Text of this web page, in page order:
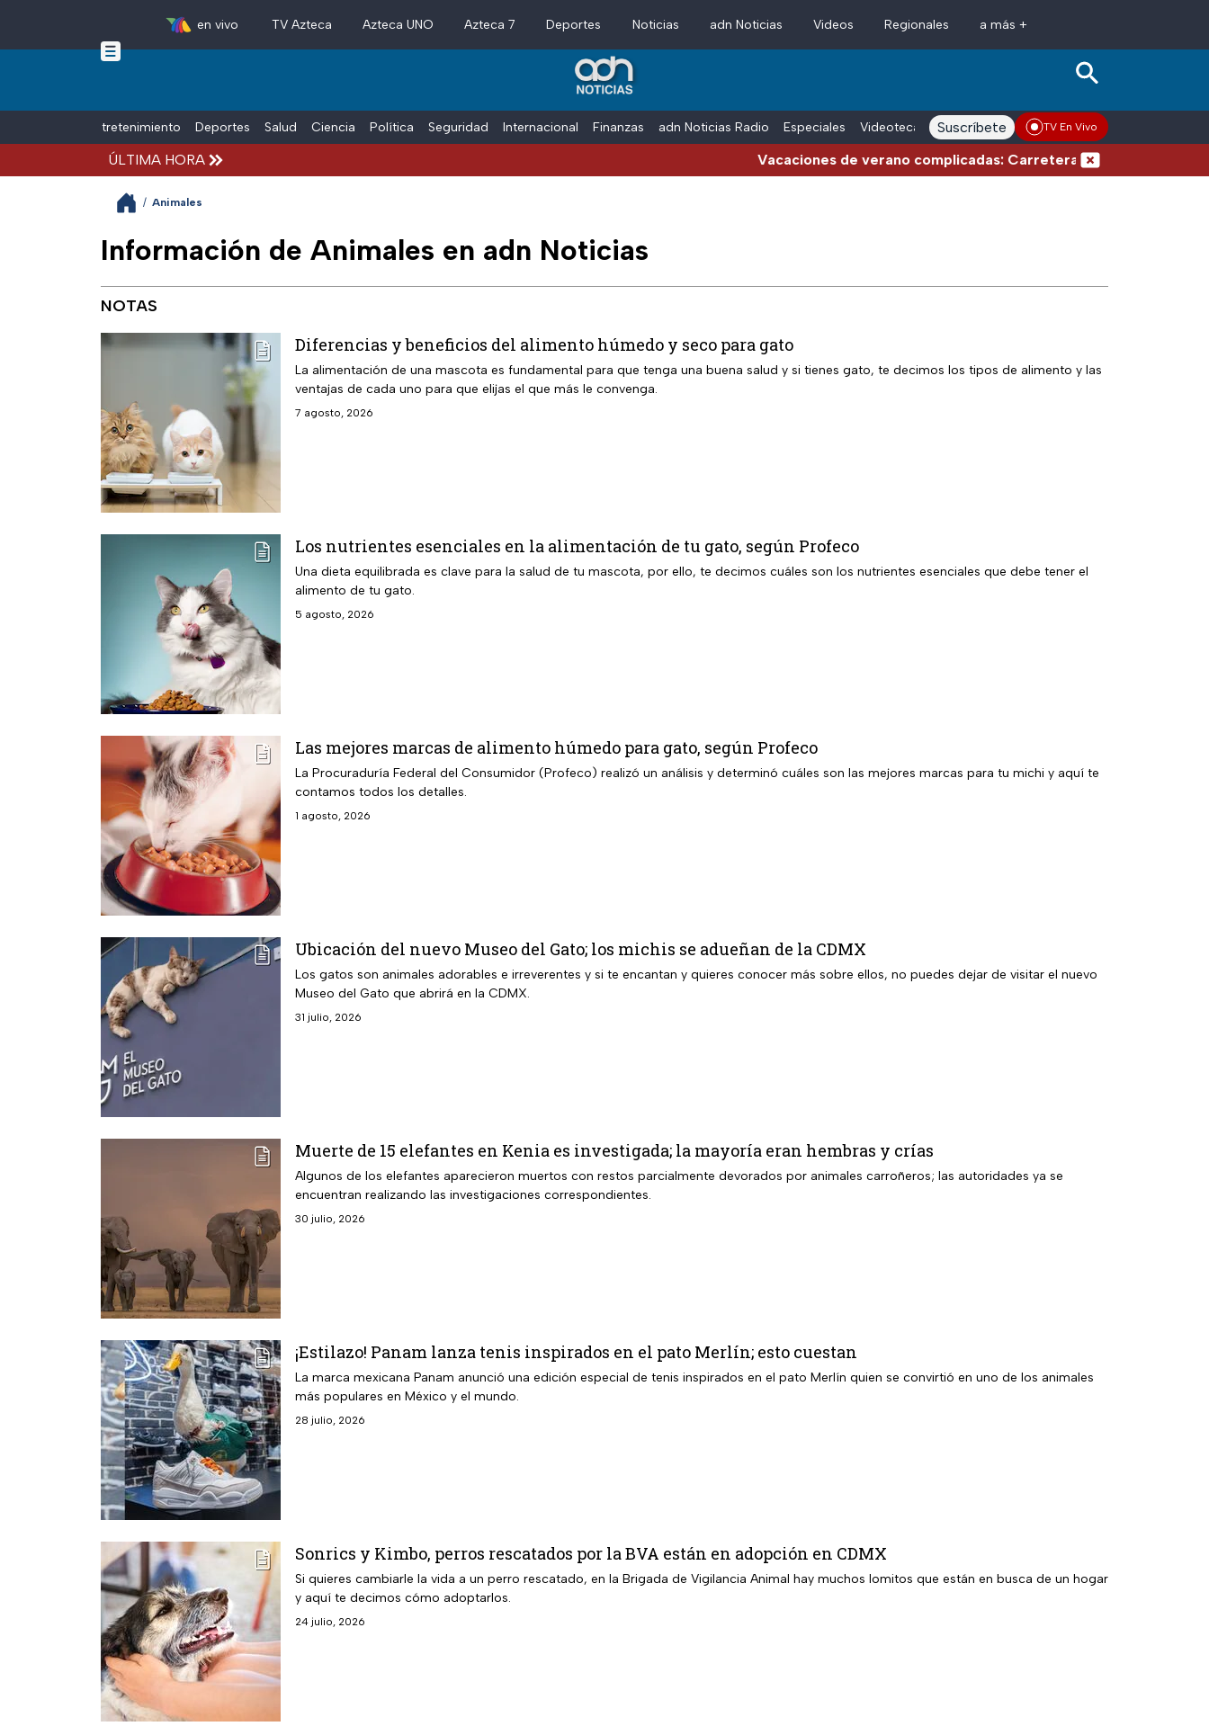
Skip to main content
en vivo TV Azteca Azteca UNO Azteca 7 Deportes Noticias adn Noticias Videos Regionales a más +
Entretenimiento Deportes Salud Ciencia Política Seguridad Internacional Finanzas adn Noticias Radio Especiales Videoteca Conductores Voces adn Noticias
Suscríbete TV En Vivo
ÚLTIMA HORA Vacaciones de verano complicadas: Carreteras cerradas por bloqueos y
/ Animales
Información de Animales en adn Noticias
NOTAS
Diferencias y beneficios del alimento húmedo y seco para gato
La alimentación de una mascota es fundamental para que tenga una buena salud y si tienes gato, te decimos los tipos de alimento y las
ventajas de cada uno para que elijas el que más le convenga.
7 agosto, 2026
Los nutrientes esenciales en la alimentación de tu gato, según Profeco
Una dieta equilibrada es clave para la salud de tu mascota, por ello, te decimos cuáles son los nutrientes esenciales que debe tener el
alimento de tu gato.
5 agosto, 2026
Las mejores marcas de alimento húmedo para gato, según Profeco
La Procuraduría Federal del Consumidor (Profeco) realizó un análisis y determinó cuáles son las mejores marcas para tu michi y aquí te
contamos todos los detalles.
1 agosto, 2026
Ubicación del nuevo Museo del Gato; los michis se adueñan de la CDMX
Los gatos son animales adorables e irreverentes y si te encantan y quieres conocer más sobre ellos, no puedes dejar de visitar el nuevo
Museo del Gato que abrirá en la CDMX.
31 julio, 2026
Muerte de 15 elefantes en Kenia es investigada; la mayoría eran hembras y crías
Algunos de los elefantes aparecieron muertos con restos parcialmente devorados por animales carroñeros; las autoridades ya se
encuentran realizando las investigaciones correspondientes.
30 julio, 2026
¡Estilazo! Panam lanza tenis inspirados en el pato Merlín; esto cuestan
La marca mexicana Panam anunció una edición especial de tenis inspirados en el pato Merlín quien se convirtió en uno de los animales
más populares en México y el mundo.
28 julio, 2026
Sonrics y Kimbo, perros rescatados por la BVA están en adopción en CDMX
Si quieres cambiarle la vida a un perro rescatado, en la Brigada de Vigilancia Animal hay muchos lomitos que están en busca de un hogar
y aquí te decimos cómo adoptarlos.
24 julio, 2026